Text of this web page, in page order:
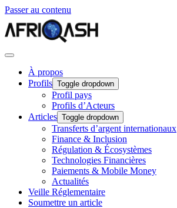
Passer au contenu
À propos
Profils Toggle dropdown
Profil pays
Profils d’Acteurs
Articles Toggle dropdown
Transferts d’argent internationaux
Finance & Inclusion
Régulation & Écosystèmes
Technologies Financières
Paiements & Mobile Money
Actualités
Veille Réglementaire
Soumettre un article